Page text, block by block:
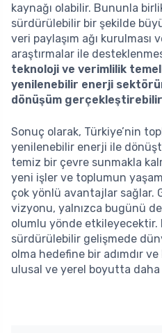
kaynağı olabilir. Bununla
sürdürülebilir bir şekilde
veri paylaşım ağı kurulması
araştırmalar ile
teknoloji ve verimlilik
yenilenebilir enerji
dönüşüm
Sonuç olarak, Türkiye’nin
yenilenebilir enerji ile
temiz bir çevre sunmakla
yeni işler ve toplumun
çok yönlü avantajlar sağlar.
vizyonu, yalnızca bugünü
olumlu yönde etkileyecektir.
sürdürülebilir gelişmede
olma hedefine bir adımdır
ulusal ve yerel boyutta